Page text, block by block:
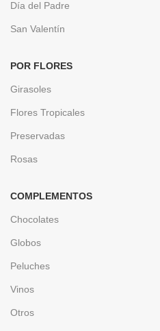
Día del Padre
San Valentín
POR FLORES
Girasoles
Flores Tropicales
Preservadas
Rosas
COMPLEMENTOS
Chocolates
Globos
Peluches
Vinos
Otros